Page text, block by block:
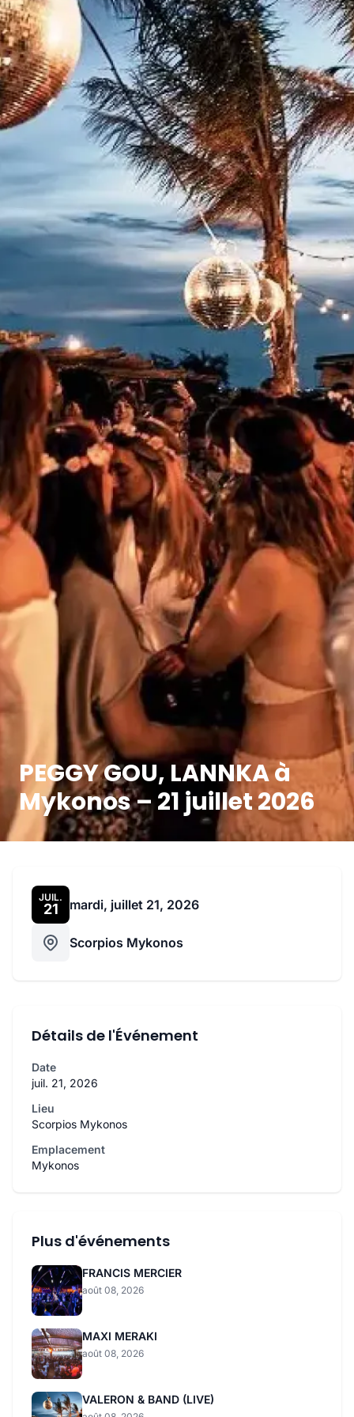
PEGGY GOU, LANNKA à
Mykonos – 21 juillet 2026
JUIL.
21 mardi, juillet 21, 2026
Scorpios Mykonos
Détails de l'Événement
Date
juil. 21, 2026
Lieu
Scorpios Mykonos
Emplacement
Mykonos
Plus d'événements
FRANCIS MERCIER
août 08, 2026
MAXI MERAKI
août 08, 2026
VALERON & BAND (LIVE)